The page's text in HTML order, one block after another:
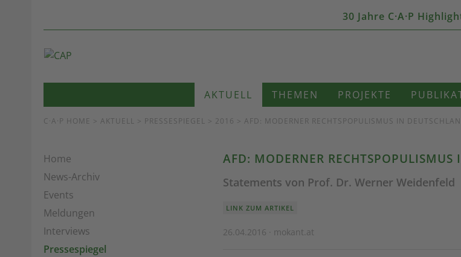
30 Jahre C·A·P
AKTUELL THEMEN PROJEKTE
C·A·P HOME > AKTUELL > PRESSESPIEGEL > 2016 > AFD: MODERNER RECHTSPOPULISMUS IN
Home
News-Archiv
Events
Meldungen
Interviews
Pressespiegel
AFD: MODERNER RECHTSPOPULISMUS
Statements von Prof. Dr. Werner Weidenfeld
LINK ZUM ARTIKEL
26.04.2016 · mokant.at